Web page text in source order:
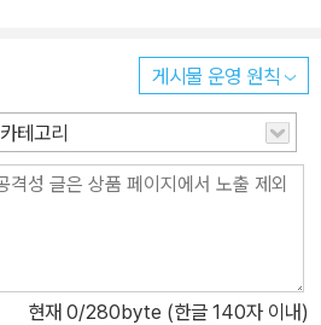
게시물 운영 원칙
카테고리
현재 0/280byte (한글 140자 이내)